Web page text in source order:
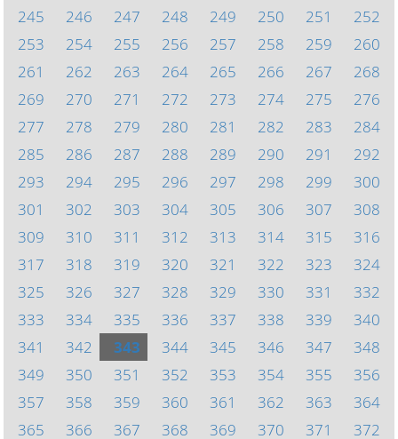
245
246 247 248 249 250 251
252
253
254 255 256 257 258 259
260
261
262 263 264 265 266 267
268
269
270 271 272 273 274 275
276
277
278 279 280 281 282 283
284
285
286 287 288 289 290 291
292
293
294 295 296 297 298 299
300
301
302 303 304 305 306 307
308
309
310 311 312 313 314 315
316
317
318 319 320 321 322 323
324
325
326 327 328 329 330 331
332
333
334 335 336 337 338 339
340
341
342 343 344 345 346 347
348
349
350 351 352 353 354 355
356
357
358 359 360 361 362 363
364
365
366 367 368 369 370 371 372